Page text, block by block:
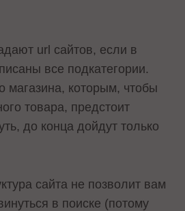
url сайтов, если в
все подкатегории.
магазина, которым, чтобы
товара, предстоит
до конца дойдут только
сайта не позволит вам
в поиске (потому